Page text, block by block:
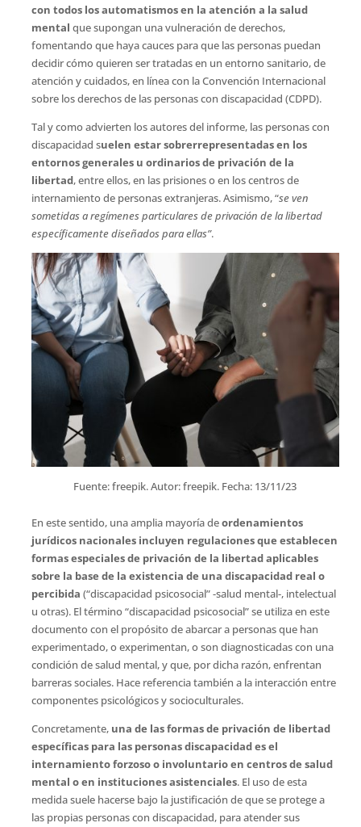
con todos los automatismos en la atención a la salud
mental que supongan una vulneración de derechos,
fomentando que haya cauces para que las personas puedan
decidir cómo quieren ser tratadas en un entorno sanitario, de
atención y cuidados, en línea con la Convención Internacional
sobre los derechos de las personas con discapacidad (CDPD).
Tal y como advierten los autores del informe, las personas con
discapacidad suelen estar sobrerrepresentadas en los
entornos generales u ordinarios de privación de la
libertad, entre ellos, en las prisiones o en los centros de
internamiento de personas extranjeras. Asimismo, “se ven
sometidas a regímenes particulares de privación de la libertad
específicamente diseñados para ellas”.
Fuente: freepik. Autor: freepik. Fecha: 13/11/23
En este sentido, una amplia mayoría deordenamientos
jurídicos nacionales incluyen regulaciones que establecen
formas especiales de privación de la libertad aplicables
sobre la base de la existencia de una discapacidad real o
percibida (“discapacidad psicosocial” -salud mental-, intelectual
u otras). El término “discapacidad psicosocial” se utiliza en este
documento con el propósito de abarcar a personas que han
experimentado, o experimentan, o son diagnosticadas con una
condición de salud mental, y que, por dicha razón, enfrentan
barreras sociales. Hace referencia también a la interacción entre
componentes psicológicos y socioculturales.
Concretamente, una de las formas de privación de libertad
específicas para las personas discapacidad es el
internamiento forzoso o involuntario en centros de salud
mental o en instituciones asistenciales. El uso de esta
medida suele hacerse bajo la justificación de que se protege a
las propias personas con discapacidad, para atender sus